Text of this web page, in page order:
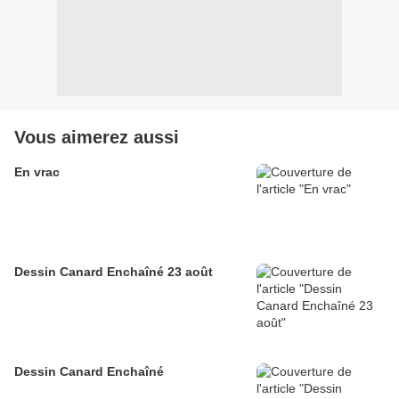
Vous aimerez aussi
En vrac
Dessin Canard Enchaîné 23 août
Dessin Canard Enchaîné